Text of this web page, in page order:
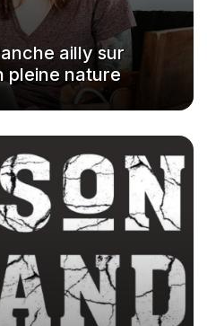
ailly sur
pleine nature